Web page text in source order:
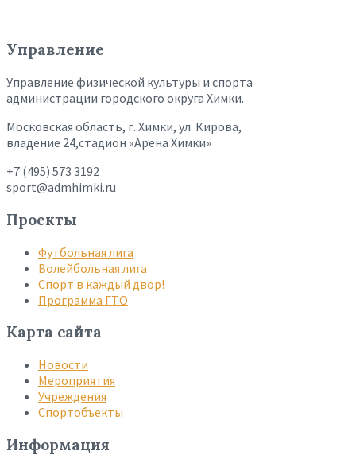
Управление
Управление физической культуры и спорта
администрации городского округа Химки.
Московская область, г. Химки, ул. Кирова,
владение 24,стадион «Арена Химки»
+7 (495) 573 3192
sport@admhimki.ru
Проекты
Футбольная лига
Волейбольная лига
Спорт в каждый двор!
Программа ГТО
Карта сайта
Новости
Мероприятия
Учреждения
Спортобъекты
Информация